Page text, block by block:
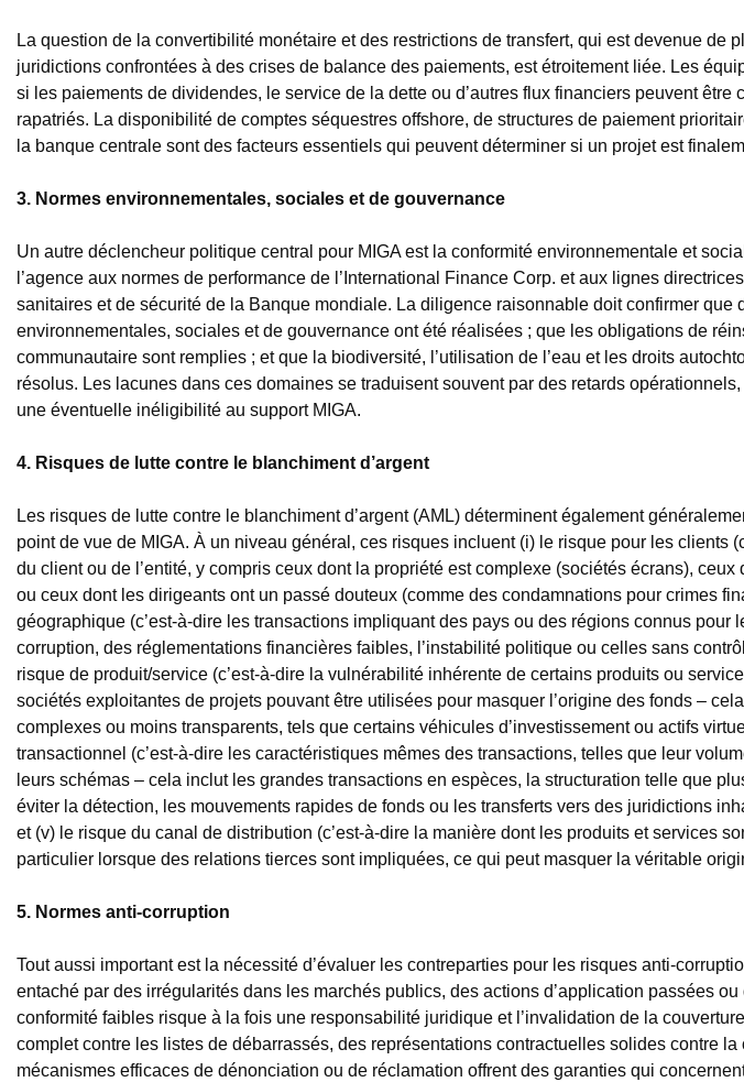
La question de la convertibilité monétaire et des restrictions de transfert, qui est devenue de
juridictions confrontées à des crises de balance des paiements, est étroitement liée. Les
si les paiements de dividendes, le service de la dette ou d’autres flux financiers peuvent être
rapatriés. La disponibilité de comptes séquestres offshore, de structures de paiement
la banque centrale sont des facteurs essentiels qui peuvent déterminer si un projet est
3. Normes environnementales, sociales et de gouvernance
Un autre déclencheur politique central pour MIGA est la conformité environnementale et
l’agence aux normes de performance de l’International Finance Corp. et aux lignes
sanitaires et de sécurité de la Banque mondiale. La diligence raisonnable doit confirmer que
environnementales, sociales et de gouvernance ont été réalisées ; que les obligations de
communautaire sont remplies ; et que la biodiversité, l’utilisation de l’eau et les droits
résolus. Les lacunes dans ces domaines se traduisent souvent par des retards
une éventuelle inéligibilité au support MIGA.
4. Risques de lutte contre le blanchiment d’argent
Les risques de lutte contre le blanchiment d’argent (AML) déterminent également
point de vue de MIGA. À un niveau général, ces risques incluent (i) le risque pour les clients
du client ou de l’entité, y compris ceux dont la propriété est complexe (sociétés écrans), ceux
ou ceux dont les dirigeants ont un passé douteux (comme des condamnations pour crimes
géographique (c’est-à-dire les transactions impliquant des pays ou des régions connus pour
corruption, des réglementations financières faibles, l’instabilité politique ou celles sans
risque de produit/service (c’est-à-dire la vulnérabilité inhérente de certains produits ou
sociétés exploitantes de projets pouvant être utilisées pour masquer l’origine des fonds –
complexes ou moins transparents, tels que certains véhicules d’investissement ou actifs
transactionnel (c’est-à-dire les caractéristiques mêmes des transactions, telles que leur
leurs schémas – cela inclut les grandes transactions en espèces, la structuration telle que
éviter la détection, les mouvements rapides de fonds ou les transferts vers des juridictions
et (v) le risque du canal de distribution (c’est-à-dire la manière dont les produits et services
particulier lorsque des relations tierces sont impliquées, ce qui peut masquer la véritable
5. Normes anti-corruption
Tout aussi important est la nécessité d’évaluer les contreparties pour les risques anti-
entaché par des irrégularités dans les marchés publics, des actions d’application passées
conformité faibles risque à la fois une responsabilité juridique et l’invalidation de la
complet contre les listes de débarrassés, des représentations contractuelles solides contre la
mécanismes efficaces de dénonciation ou de réclamation offrent des garanties qui